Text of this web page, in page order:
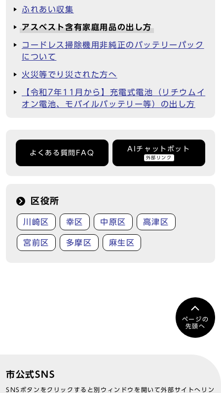
ふれあい収集
アスベスト含有家庭用品の出し方
コードレス掃除機用非純正のバッテリーパック
について
火災等でり災された方へ
【令和7年11月から】充電式電池（リチウムイ
オン電池、モバイルバッテリー等）の出し方
よくある質問FAQ
AIチャットボット
外部リンク
区役所
川崎区 幸区 中原区 高津区
宮前区 多摩区 麻生区
ページの
先頭へ
市公式SNS
SNSボタンをクリックすると別ウィンドウを開いて外部サイトへリン